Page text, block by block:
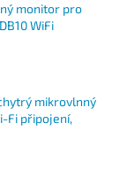
monitor pro
WiFi
mikrovlnný
Fi připojení,